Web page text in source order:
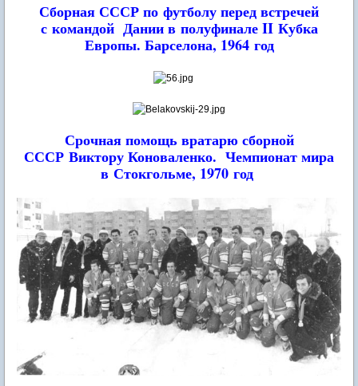
Сборная СССР по футболу перед встречей
с командой Дании в полуфинале II Кубка
Европы. Барселона, 1964 год
Срочная помощь вратарю сборной
СССР Виктору Коноваленко. Чемпионат мира
в Стокгольме, 1970 год